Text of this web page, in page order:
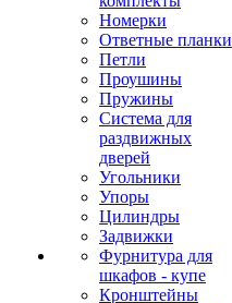
Номерки
Ответные планки
Петли
Проушины
Пружины
Система для
раздвижных
дверей
Угольники
Упоры
Цилиндры
Задвижки
Фурнитура для
шкафов - купе
Кронштейны